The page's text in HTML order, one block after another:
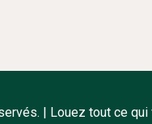
| Louez tout ce